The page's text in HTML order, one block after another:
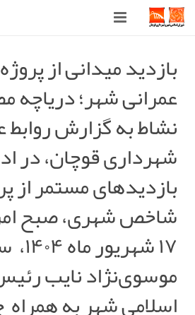
شورای اسلامی شهر قوچان
اخبار روز
قوچان
ارتباط با ما
بازدید میدانی از
عمرانی شهر؛ دریاچه
نشاط به گزارش
شهرداری قوچان، در
بازدیدهای مستمر از
شاخص شهری، صبح
۱۷
موسوی‌نژاد نایب
اسلامی شهر به همراه